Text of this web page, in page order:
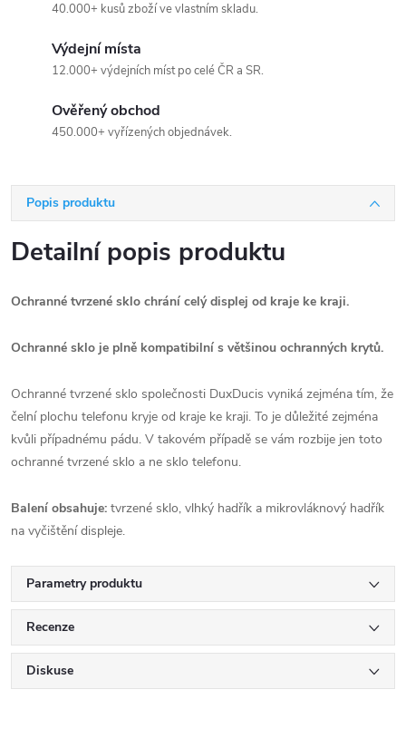
40.000+ kusů zboží ve vlastním skladu.
Výdejní místa
12.000+ výdejních míst po celé ČR a SR.
Ověřený obchod
450.000+ vyřízených objednávek.
Popis produktu
Detailní popis produktu
Ochranné tvrzené sklo chrání celý displej od kraje ke kraji.
Ochranné sklo je plně kompatibilní s většinou ochranných krytů.
Ochranné tvrzené sklo společnosti DuxDucis vyniká zejména tím, že
čelní plochu telefonu kryje od kraje ke kraji. To je důležité zejména
kvůli případnému pádu. V takovém případě se vám rozbije jen toto
ochranné tvrzené sklo a ne sklo telefonu.
Balení obsahuje: tvrzené sklo, vlhký hadřík a mikrovláknový hadřík
na vyčištění displeje.
Parametry produktu
Recenze
Diskuse